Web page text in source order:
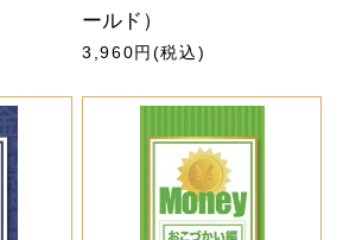
ールド）
3,960円(税込)